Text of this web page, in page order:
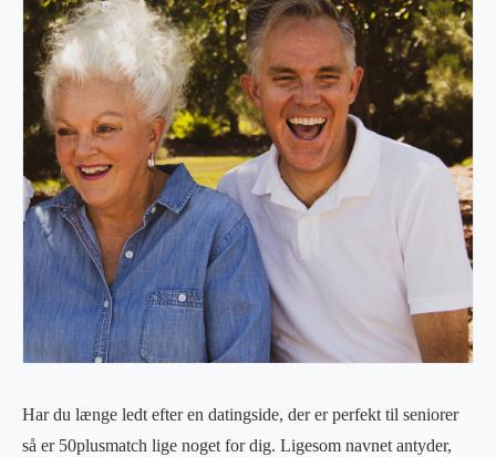
Har du længe ledt efter en datingside, der er perfekt til seniorer
så er 50plusmatch lige noget for dig. Ligesom navnet antyder,